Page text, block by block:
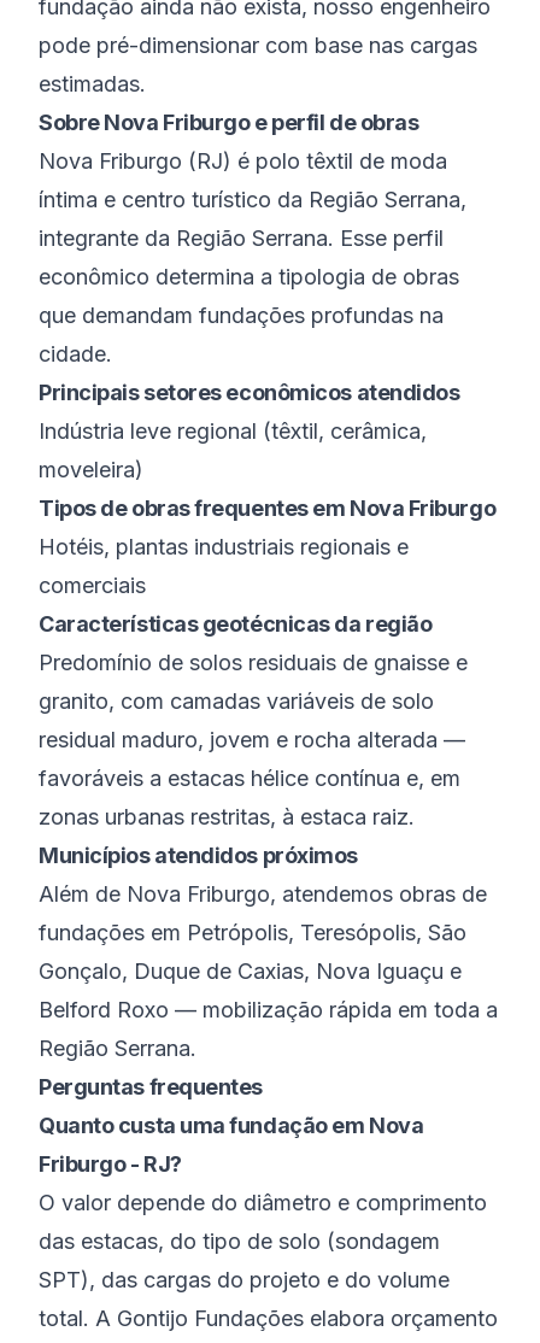
fundação ainda não exista, nosso engenheiro
pode pré-dimensionar com base nas cargas
estimadas.
SobreNova Friburgoe perfil de obras
Nova Friburgo (RJ) é polo têxtil de moda
íntima e centro turístico da Região Serrana,
integrante da Região Serrana. Esse perfil
econômico determina a tipologia de obras
que demandam fundações profundas na
cidade.
Principais setores econômicos atendidos
Indústria leve regional (têxtil, cerâmica,
moveleira)
Tipos de obras frequentes em Nova Friburgo
Hotéis, plantas industriais regionais e
comerciais
Características geotécnicas da região
Predomínio de solos residuais de gnaisse e
granito, com camadas variáveis de solo
residual maduro, jovem e rocha alterada —
favoráveis a estacas hélice contínua e, em
zonas urbanas restritas, à estaca raiz.
Municípios atendidos próximos
Além de Nova Friburgo, atendemos obras de
fundações em Petrópolis, Teresópolis, São
Gonçalo, Duque de Caxias, Nova Iguaçu e
Belford Roxo — mobilização rápida em toda a
Região Serrana.
Perguntas frequentes
Quanto custa uma fundação em Nova
Friburgo - RJ?
O valor depende do diâmetro e comprimento
das estacas, do tipo de solo (sondagem
SPT), das cargas do projeto e do volume
total. A Gontijo Fundações elabora orçamento